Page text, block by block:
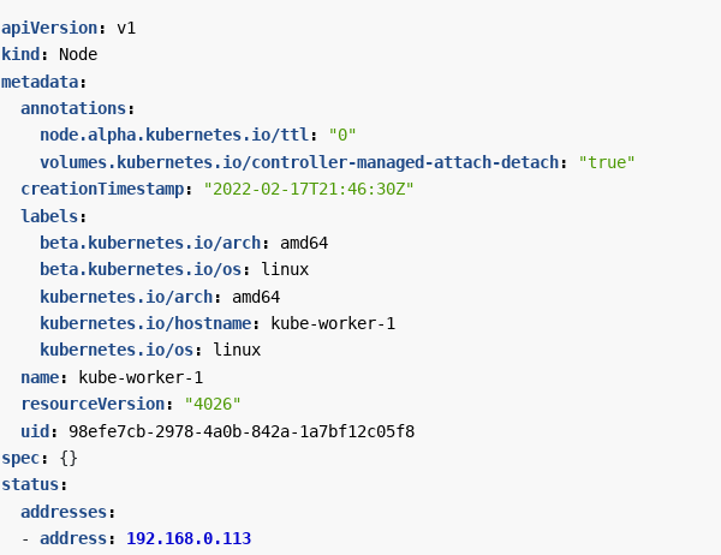
apiVersion:
v1
kind :
Node
metadata:
annotations:
node.alpha.kubernetes.io/ttl:
"0"
volumes.kubernetes.io/controller-managed-attach-detach:
"true"
creationTimestamp:
"2022-02-17T21:46:30Z"
labels:
beta.kubernetes.io/arch:
amd64
beta.kubernetes.io/os:
linux
kubernetes.io/arch:
amd64
kubernetes.io/hostname:
kube-worker-1
kubernetes.io/os:
linux
name:
kube-worker-1
resourceVersion:
"4026"
uid :
98efe7cb-2978-4a0b-842a-1a7bf12c05f8
spec:
{}
status:
addresses:
- address: 192.168.0.113